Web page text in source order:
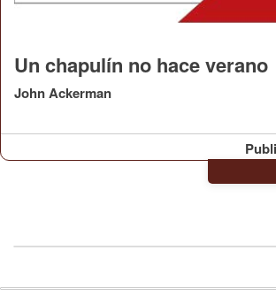
Un chapulín no hace verano
John Ackerman